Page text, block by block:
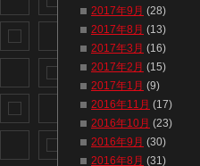
2017年9月 (28)
2017年8月 (13)
2017年3月 (16)
2017年2月 (15)
2017年1月 (9)
2016年11月 (17)
2016年10月 (23)
2016年9月 (30)
2016年8月 (31)